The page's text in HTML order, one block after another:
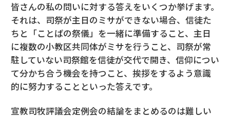
皆さんの私の問いに対する答えをいくつか挙げます。
それは、司祭が主日のミサができない場合、信徒た
ちと「ことばの祭儀」を一緒に準備すること、主日
に複数の小教区共同体がミサを行うこと、司祭が常
駐していない司祭館を信徒が交代で開き、信仰につい
て分かち合う機会を持つこと、挨拶をするよう意識
的に努力することといった答えです。
宣教司牧評議会定例会の結論をまとめるのは難しい